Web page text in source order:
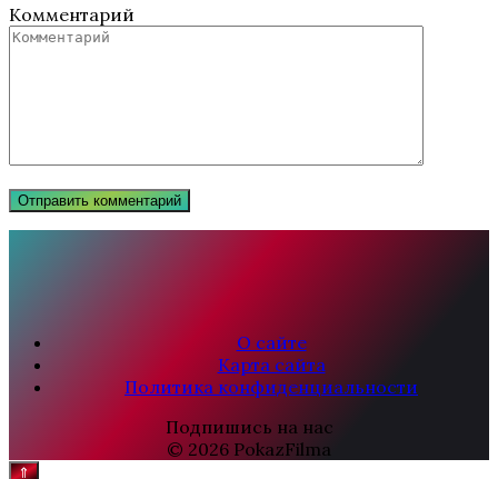
Комментарий
О сайте
Карта сайта
Политика конфиденциальности
Подпишись на нас
© 2026 PokazFilma